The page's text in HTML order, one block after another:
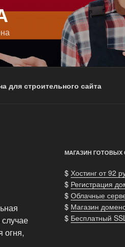
для строительного сайта
огня,
МАГАЗИН ГОТОВЫХ
$ Хостинг от 92
$ Регистрация
$ Облачные
$ Магазин
$ Бесплатный